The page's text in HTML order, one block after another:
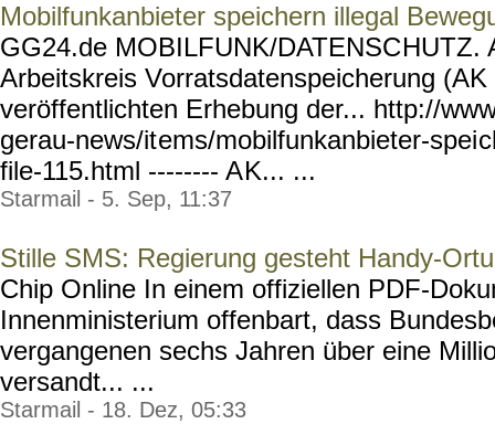
Mobilfunkanbieter speichern illegal
GG24.de MOBILFUNK/DATENSCHUTZ.
Arbeitskreis Vorratsdatenspeicherung
veröffentlichten Erhebung der... http://
gerau-news/items/mobilfunkanbieter-spei
file-115.html -------- AK... ...
Starmail - 5. Sep, 11:37
Stille SMS: Regierung gesteht Handy-
Chip Online In einem offiziellen PDF-
Innenministerium offenbart, dass
vergangenen sechs Jahren über eine
versandt... ...
Starmail - 18. Dez, 05:33